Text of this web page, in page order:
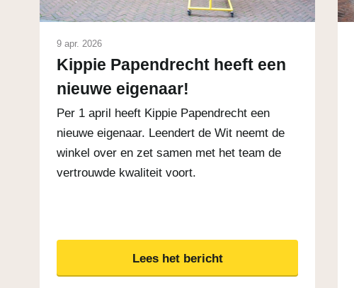
9 apr. 2026
Kippie Papendrecht heeft een
nieuwe eigenaar!
Per 1 april heeft Kippie Papendrecht een
nieuwe eigenaar. Leendert de Wit neemt de
winkel over en zet samen met het team de
vertrouwde kwaliteit voort.
Lees het bericht